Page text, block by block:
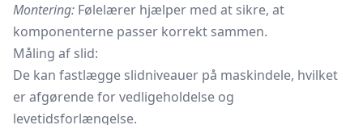
Montering: Følelærer hjælper med at sikre, at
komponenterne passer korrekt sammen.
Måling af slid:
De kan fastlægge slidniveauer på maskindele, hvilket
er afgørende for vedligeholdelse og
levetidsforlængelse.